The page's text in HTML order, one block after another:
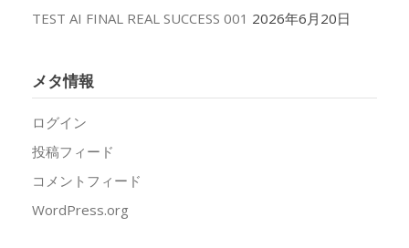
TEST AI FINAL REAL SUCCESS 001 2026年6月20日
メタ情報
ログイン
投稿フィード
コメントフィード
WordPress.org